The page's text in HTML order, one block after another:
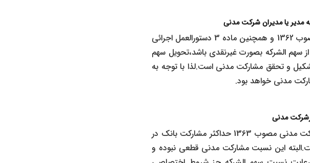
مدیر یا مدیران شرکت مدنی
بموجب ماده 20 آئین نامه فصل سوم قانون عملیات بانکی بدون ربا مصوب 1362 و همچنین ماده 3 دستورالعمل اجرائی
که بخشی از سهم الشرکه بصورت غیرنقدی باشد،تحویل سهم
و تحقق مشارکت مدنی است.لذا با توجه به
مدنی خواهد بود.
مدنی
بموجب ماده 12 آئین نامه اعطای تسهیلات و دستورالعمل اجرایی مشارکت مدنی مصوب 1363 حداکثر مشارکت بانک در
نموده است.البته این نسبت مشارکت مدنی قطعی نبوده و